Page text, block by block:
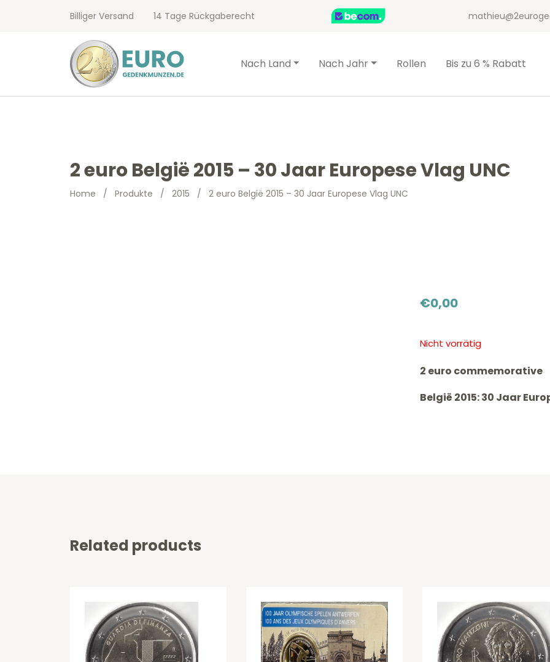
Billiger Versand 14 Tage Rückgaberecht
Nach Land Nach Jahr Rollen Bis zu 6 % Rabatt
2 euro België 2015 – 30 Jaar Europese Vlag UNC
Home / Produkte / 2015 / 2 euro België 2015 – 30 Jaar Europese Vlag UNC
€0,00
Nicht vorrätig
2 euro commemorative
België 2015: 30 Jaar
Related products